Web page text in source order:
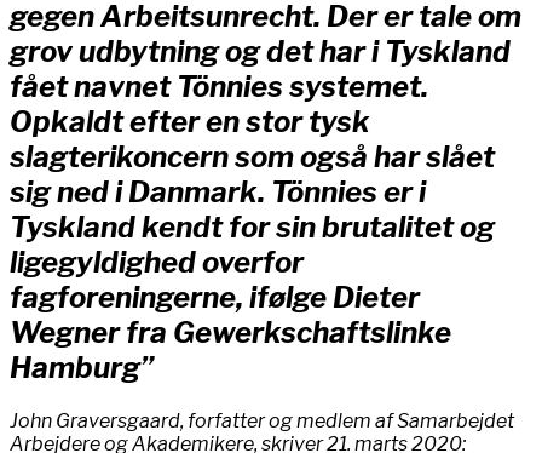
gegen Arbeitsunrecht. Der er tale om
grov udbytning og det har i Tyskland
fået navnet Tönnies systemet.
Opkaldt efter en stor tysk
slagterikoncern som også har slået
sig ned i Danmark. Tönnies er i
Tyskland kendt for sin brutalitet og
ligegyldighed overfor
fagforeningerne, ifølge Dieter
Wegner fra Gewerkschaftslinke
Hamburg”
John Graversgaard, forfatter og medlem af Samarbejdet
Arbejdere og Akademikere, skriver 21. marts 2020: